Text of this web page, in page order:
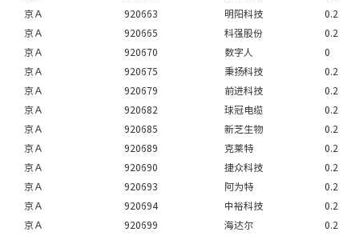
京Ａ
920663 明阳科技
0.2
京Ａ
920665 科强股份
0.2
京Ａ
920670 数字人
0
京Ａ
920675 秉扬科技
0.2
京Ａ
920679 前进科技
0.2
京Ａ
920682 球冠电缆
0.2
京Ａ
920685 新芝生物
0.2
京Ａ
920689 克莱特
0.2
京Ａ
920690 捷众科技
0.2
京Ａ
920693 阿为特
0.2
京Ａ
920694 中裕科技
0.2
京Ａ
920699 海达尔
0.2